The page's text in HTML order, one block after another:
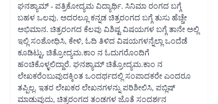
ಘನಶ್ಯಾಮ್ - ಪತ್ರಿಕೋದ್ಯಮ ವಿದ್ಯಾರ್ಥಿ. ಸಿನಿಮಾ ರಂಗದ ಬಗ್ಗೆ
ಬಹಳ ಒಲವು. ಅದರಲ್ಲೂ ಕನ್ನಡ ಚಿತ್ರರಂಗದ ಬಗ್ಗೆ ತುಸು ಹೆಚ್ಚೇ
ಅಭಿಮಾನ. ಚಿತ್ರರಂಗದ ಕೆಲವು ವಿಶಿಷ್ಟ ವಿಷಯಗಳ ಬಗ್ಗೆ ತಾನೇ ಅಲ್ಲಿ
ಇಲ್ಲಿ ಸಂಶೋಧಿಸಿ, ಕೇಳಿ, ಓದಿ ತಿಳಿದ ವಿಷಯಗಳನ್ನೆಲ್ಲಾ ಒಂದೆಡೆ
ಕೂಡಿಟ್ಟು, ಚಿತ್ರೋದ್ಯಮ.ಕಾಂ ನ ಓದುಗರೊಂದಿಗೆ
ಹಂಚಿಕೊಳ್ಳಲಿದ್ದಾರೆ. ಘನಶ್ಯಾಮ್ ಚಿತ್ರೋದ್ಯಮ.ಕಾಂ ನ
ಲೇಖಕರೆಂಬುವುದಕ್ಕಿಂತ ಒಂದರ್ಥದಲ್ಲಿ ಸಂಪಾದಕರೇ ಎಂದರೂ
ತಪ್ಪಿಲ್ಲ. ಇತರ ಲೇಖಕರ ಲೇಖನಗಳನ್ನು ಪರಿಶೀಲಿಸಿ, ಪಬ್ಲಿಷ್
ಮಾಡುವುದು, ಚಿತ್ರರಂಗದ ತಂಡಗಳ ಜೊತೆ ಸಂದರ್ಶನ